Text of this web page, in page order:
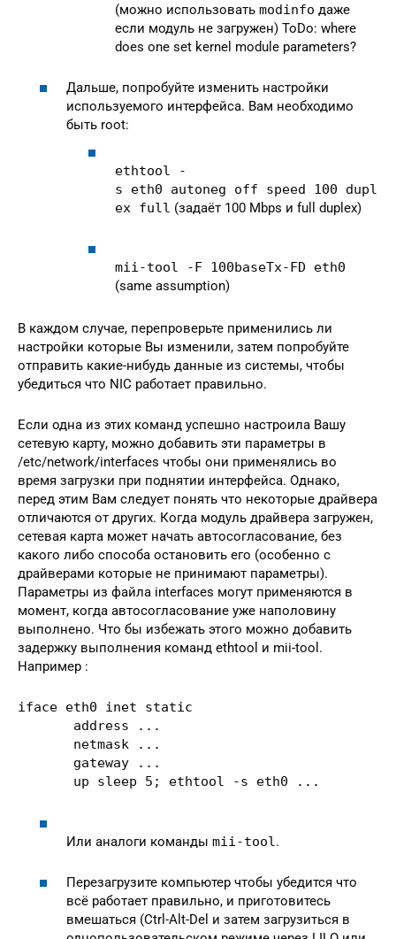
(можно использовать modinfo даже
если модуль не загружен) ToDo: where
does one set kernel module parameters?
Дальше, попробуйте изменить настройки
используемого интерфейса. Вам необходимо
быть root:
ethtool -
s eth0 autoneg off speed 100 dupl
ex full (задаёт 100 Mbps и full duplex)
mii-tool -F 100baseTx-FD eth0
(same assumption)
В каждом случае, перепроверьте применились ли
настройки которые Вы изменили, затем попробуйте
отправить какие-нибудь данные из системы, чтобы
убедиться что NIC работает правильно.
Если одна из этих команд успешно настроила Вашу
сетевую карту, можно добавить эти параметры в
/etc/network/interfaces чтобы они применялись во
время загрузки при поднятии интерфейса. Однако,
перед этим Вам следует понять что некоторые драйвера
отличаются от других. Когда модуль драйвера загружен,
сетевая карта может начать автосогласование, без
какого либо способа остановить его (особенно с
драйверами которые не принимают параметры).
Параметры из файла interfaces могут применяются в
момент, когда автосогласование уже наполовину
выполнено. Что бы избежать этого можно добавить
задержку выполнения команд ethtool и mii-tool.
Например :
iface eth0 inet static
       address ...
       netmask ...
       gateway ...
       up sleep 5; ethtool -s eth0 ...
Или аналоги команды mii-tool .
Перезагрузите компьютер чтобы убедится что
всё работает правильно, и приготовитесь
вмешаться (Ctrl-Alt-Del и затем загрузиться в